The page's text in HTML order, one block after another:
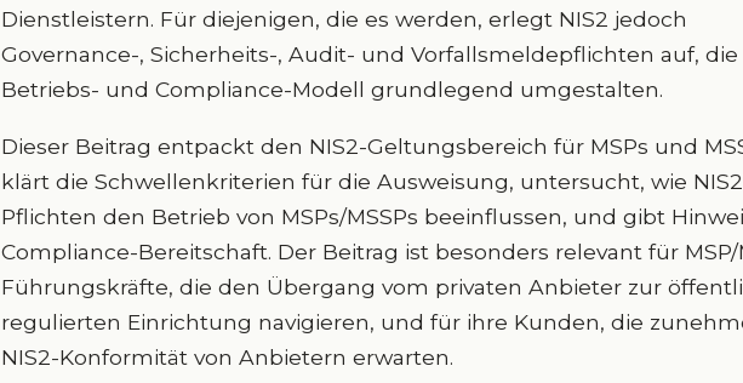
Dienstleistern. Für diejenigen, die es werden, erlegt NIS2 jedoch
Governance-, Sicherheits-, Audit- und Vorfallsmeldepflichten auf,
Betriebs- und Compliance-Modell grundlegend umgestalten.
Dieser Beitrag entpackt den NIS2-Geltungsbereich für MSPs und
klärt die Schwellenkriterien für die Ausweisung, untersucht, wie
Pflichten den Betrieb von MSPs/MSSPs beeinflussen, und gibt
Compliance-Bereitschaft. Der Beitrag ist besonders relevant für MSP/
Führungskräfte, die den Übergang vom privaten Anbieter zur
regulierten Einrichtung navigieren, und für ihre Kunden, die
NIS2-Konformität von Anbietern erwarten.